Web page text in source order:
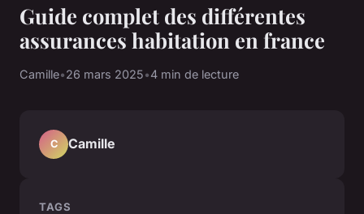
Guide complet des différentes
assurances habitation en france
Camille•26 mars 2025•4 min de lecture
C Camille
TAGS